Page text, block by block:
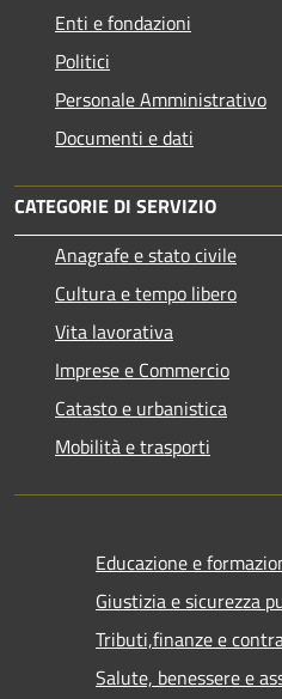
Enti e fondazioni
Politici
Personale Amministrativo
Documenti e dati
CATEGORIE DI SERVIZIO
Anagrafe e stato civile
Cultura e tempo libero
Vita lavorativa
Imprese e Commercio
Catasto e urbanistica
Mobilità e trasporti
Educazione e
Giustizia e sicurezza
Tributi,finanze e
Salute, benessere e